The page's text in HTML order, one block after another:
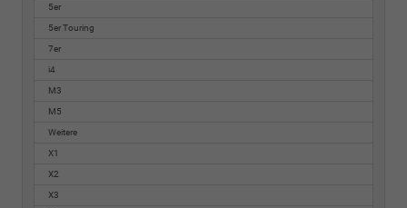
5er
5er Touring
7er
i4
M3
M5
Weitere
X1
X2
X3